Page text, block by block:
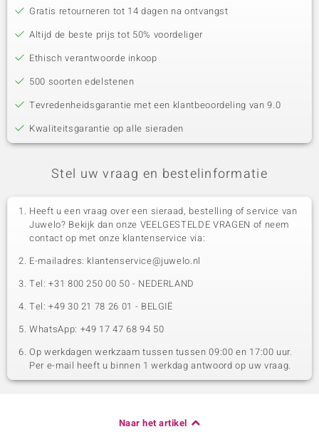
Gratis retourneren tot 14 dagen na ontvangst
Altijd de beste prijs tot 50% voordeliger
Ethisch verantwoorde inkoop
500 soorten edelstenen
Tevredenheidsgarantie met een klantbeoordeling van 9.0
Kwaliteitsgarantie op alle sieraden
Stel uw vraag en bestelinformatie
Heeft u een vraag over een sieraad, bestelling of service van
Juwelo? Bekijk dan onze VEELGESTELDE VRAGEN of neem
contact op met onze klantenservice via:
E-mailadres: klantenservice@juwelo.nl
Tel: +31 800 250 00 50 - NEDERLAND
Tel: +49 30 21 78 26 01 - BELGIË
WhatsApp: +49 17 47 68 94 50
Op werkdagen werkzaam tussen tussen 09:00 en 17:00 uur.
Per e-mail heeft u binnen 1 werkdag antwoord op uw vraag.
Naar het artikel